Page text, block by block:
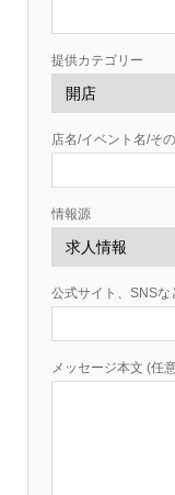
提供カテゴリー
店名/イベント名/そ
情報源
公式サイト、SNSな
メッセージ本文 (任